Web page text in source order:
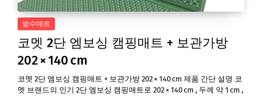
방수매트
코멧 2단 엠보싱 캠핑매트 + 보관가방
202 × 140 cm
코멧 2단 엠보싱 캠핑매트 + 보관가방 202 × 140 cm 제품 간단 설명 코
멧 브랜드의 인기 2단 엠보싱 캠핑매트로 202 × 140 cm , 두께 약 1 cm ,